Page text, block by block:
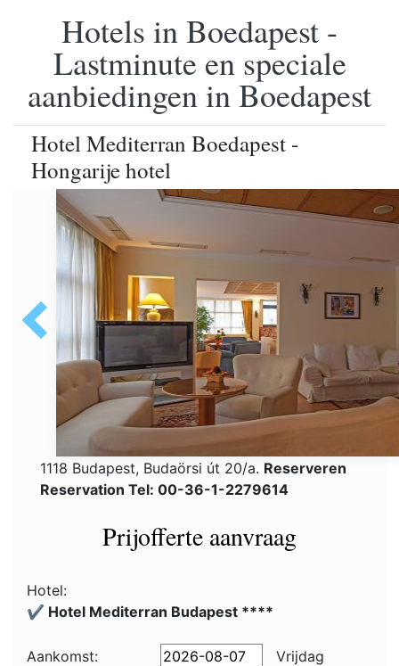
Hotels in Boedapest -
Lastminute en speciale
aanbiedingen in Boedapest
Hotel Mediterran Boedapest -
Hongarije hotel
1118 Budapest, Budaörsi út 20/a. Reserveren
Reservation Tel: 00-36-1-2279614
Prijofferte aanvraag
Hotel:
✔️ Hotel Mediterran Budapest ****
Aankomst: Vrijdag